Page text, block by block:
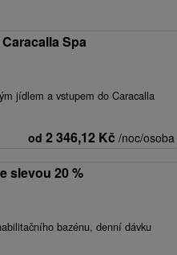
Spa
jídlem a vstupem do Caracalla
od 2 346,12 Kč /noc/osoba
slevou 20 %
bazénu, denní dávku